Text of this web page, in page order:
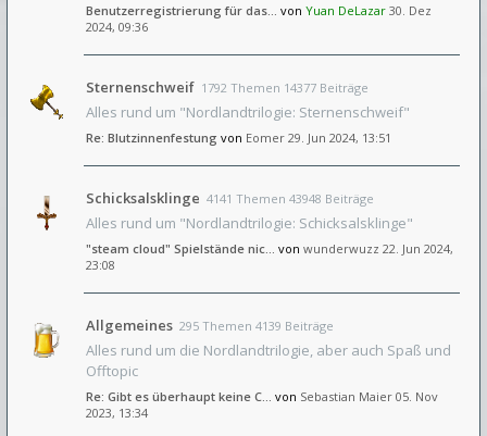
Benutzerregistrierung für das… von Yuan DeLazar 30. Dez
2024, 09:36
Sternenschweif 1792 Themen 14377 Beiträge
Alles rund um "Nordlandtrilogie: Sternenschweif"
Re: Blutzinnenfestung von Eomer 29. Jun 2024, 13:51
Schicksalsklinge 4141 Themen 43948 Beiträge
Alles rund um "Nordlandtrilogie: Schicksalsklinge"
"steam cloud" Spielstände nic… von wunderwuzz 22. Jun 2024,
23:08
Allgemeines 295 Themen 4139 Beiträge
Alles rund um die Nordlandtrilogie, aber auch Spaß und
Offtopic
Re: Gibt es überhaupt keine C… von Sebastian Maier 05. Nov
2023, 13:34